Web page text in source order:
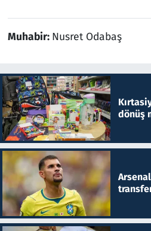
Muhabir: Nusret Odabaş
dönüş